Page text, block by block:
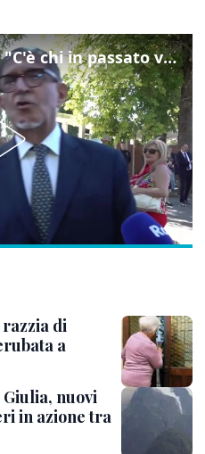
Marcinelle, La Russa: "C'è chi in passato voltava le spalle a Marcinelle"
di
a
nuovi
in azione tra